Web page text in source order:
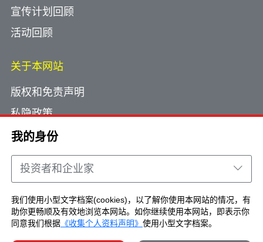
我的身份
投资者和企业家
我们使用小型文字档案(cookies)，以了解你使用本网站的情况，有
助你更畅顺及有效地浏览本网站。如你继续使用本网站，即表示你
同意我们根据 《收集个人资料声明》 使用小型文字档案。
2025年9月26日
会议
2025年9月26日
香港与东盟电子贸易文件先导计划
2025年9月18日
阿联酋全球投资平台Investopia首度于香港举办
活动 充分印证两地持续深化伙伴关系
宣传计划回顾
活动回顾
关于本网站
版权和免责声明
私隐政策
使用小型文字档案
网页指南
联络我们
Copyright © Brand Hong Kong. All Rights
Reserved.